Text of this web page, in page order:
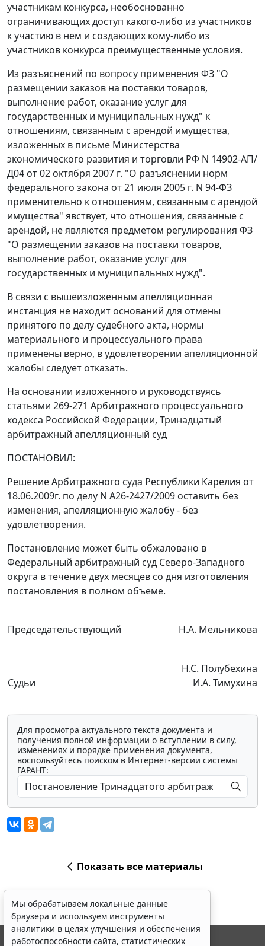
участникам конкурса, необоснованно
ограничивающих доступ какого-либо из участников
к участию в нем и создающих кому-либо из
участников конкурса преимущественные условия.
Из разъяснений по вопросу применения ФЗ "О
размещении заказов на поставки товаров,
выполнение работ, оказание услуг для
государственных и муниципальных нужд" к
отношениям, связанным с арендой имущества,
изложенных в письме Министерства
экономического развития и торговли РФ N 14902-АП/
Д04 от 02 октября 2007 г. "О разъяснении норм
федерального закона от 21 июля 2005 г. N 94-ФЗ
применительно к отношениям, связанным с арендой
имущества" явствует, что отношения, связанные с
арендой, не являются предметом регулирования ФЗ
"О размещении заказов на поставки товаров,
выполнение работ, оказание услуг для
государственных и муниципальных нужд".
В связи с вышеизложенным апелляционная
инстанция не находит оснований для отмены
принятого по делу судебного акта, нормы
материального и процессуального права
применены верно, в удовлетворении апелляционной
жалобы следует отказать.
На основании изложенного и руководствуясь
статьями 269-271 Арбитражного процессуального
кодекса Российской Федерации, Тринадцатый
арбитражный апелляционный суд
ПОСТАНОВИЛ:
Решение Арбитражного суда Республики Карелия от
18.06.2009г. по делу N А26-2427/2009 оставить без
изменения, апелляционную жалобу - без
удовлетворения.
Постановление может быть обжаловано в
Федеральный арбитражный суд Северо-Западного
округа в течение двух месяцев со дня изготовления
постановления в полном объеме.
Председательствующий Н.А. Мельникова
Судьи
Н.С. Полубехина
И.А. Тимухина
Для просмотра актуального текста документа и
получения полной информации о вступлении в силу,
изменениях и порядке применения документа,
воспользуйтесь поиском в Интернет-версии системы
ГАРАНТ:
Показать все материалы
Мы обрабатываем локальные данные
браузера и используем инструменты
аналитики в целях улучшения и обеспечения
работоспособности сайта, статистических